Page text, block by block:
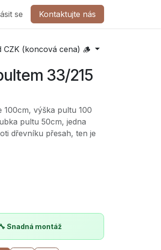
nás
se Kontaktujte nás
CZK (koncová cena) 🪵
33/215
výška pultu 100
pultu 50cm, jedna
dřevníku přesah, ten je
Snadná montáž